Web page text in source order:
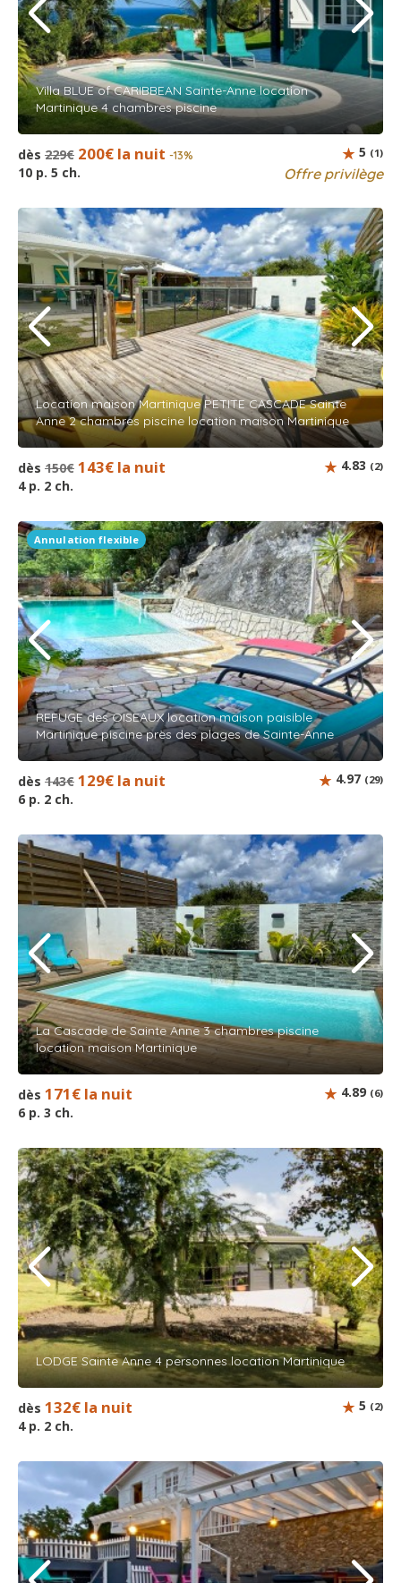
Villa BLUE of CARIBBEAN Sainte-Anne location
Martinique 4 chambres piscine
dès 229€ 200€ la nuit -13%
10 p. 5 ch. Offre privilège
5 (1)
Location maison Martinique PETITE CASCADE Sainte
Anne 2 chambres piscine location maison Martinique
dès 150€ 143€ la nuit
4 p. 2 ch.
4.83 (2)
Annulation flexible
REFUGE des OISEAUX location maison paisible
Martinique piscine près des plages de Sainte-Anne
dès 143€ 129€ la nuit
6 p. 2 ch.
4.97 (29)
La Cascade de Sainte Anne 3 chambres piscine
location maison Martinique
dès 171€ la nuit
6 p. 3 ch.
4.89 (6)
LODGE Sainte Anne 4 personnes location Martinique
dès 132€ la nuit
4 p. 2 ch.
5 (2)